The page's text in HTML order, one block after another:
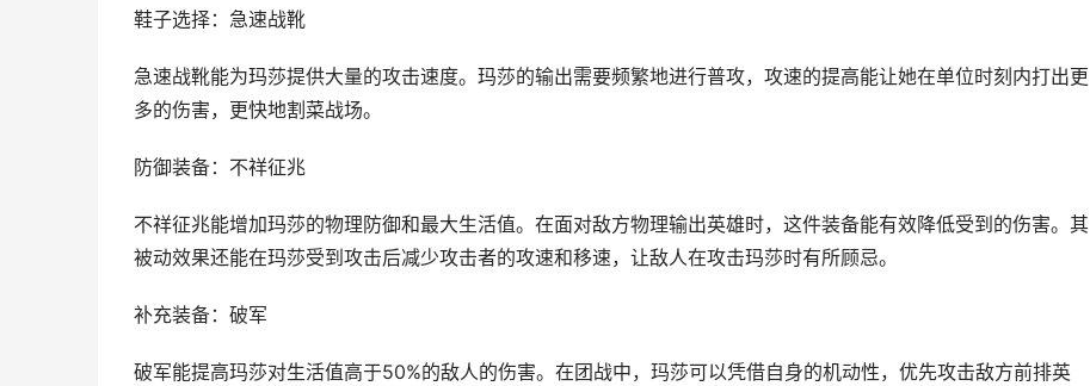
鞋子选择：急速战靴
急速战靴能为玛莎提供大量的攻击速度。玛莎的输出需要频繁地进行普攻，攻速的提高能让她在单位时刻内打出更
多的伤害，更快地割菜战场。
防御装备：不祥征兆
不祥征兆能增加玛莎的物理防御和最大生活值。在面对敌方物理输出英雄时，这件装备能有效降低受到的伤害。其
被动效果还能在玛莎受到攻击后减少攻击者的攻速和移速，让敌人在攻击玛莎时有所顾忌。
补充装备：破军
破军能提高玛莎对生活值高于50%的敌人的伤害。在团战中，玛莎可以凭借自身的机动性，优先攻击敌方前排英